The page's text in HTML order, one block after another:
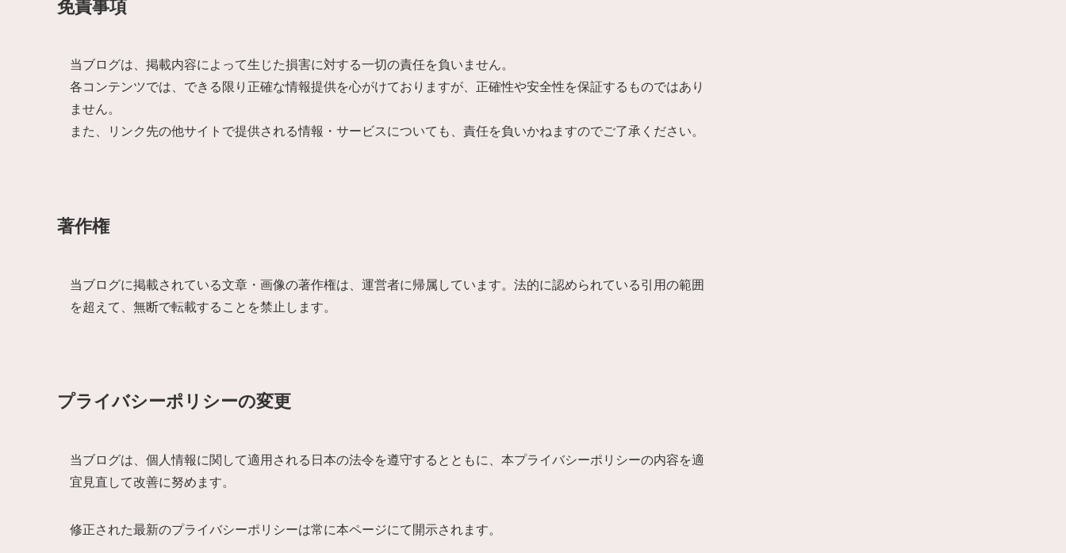
免責事項
当ブログは、掲載内容によって生じた損害に対する一切の責任を負いません。
各コンテンツでは、できる限り正確な情報提供を心がけておりますが、正確性や安全性を保証するものではあり
ません。
また、リンク先の他サイトで提供される情報・サービスについても、責任を負いかねますのでご了承ください。
著作権
当ブログに掲載されている文章・画像の著作権は、運営者に帰属しています。法的に認められている引用の範囲
を超えて、無断で転載することを禁止します。
プライバシーポリシーの変更
当ブログは、個人情報に関して適用される日本の法令を遵守するとともに、本プライバシーポリシーの内容を適
宜見直して改善に努めます。
修正された最新のプライバシーポリシーは常に本ページにて開示されます。